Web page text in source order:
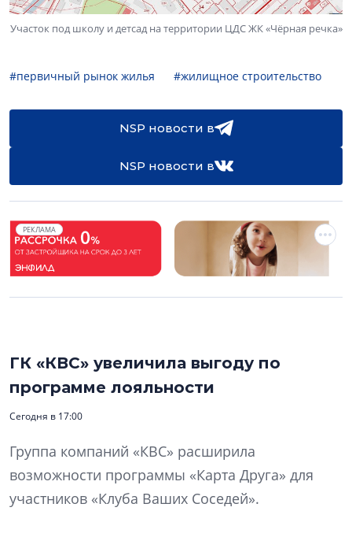
Участок под школу и детсад на территории ЦДС ЖК «Чёрная речка»
#первичный рынок жилья #жилищное строительство
NSP новости в
NSP новости в
РЕКЛАМА
ГК «КВС» увеличила выгоду по
программе лояльности
Сегодня в 17:00
Группа компаний «КВС» расширила
возможности программы «Карта Друга» для
участников «Клуба Ваших Соседей».